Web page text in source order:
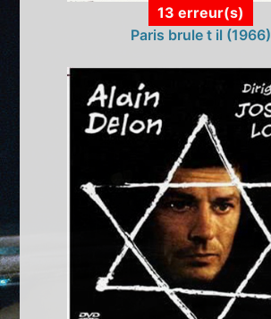
13 erreur(s)
Paris brule t il (1966)